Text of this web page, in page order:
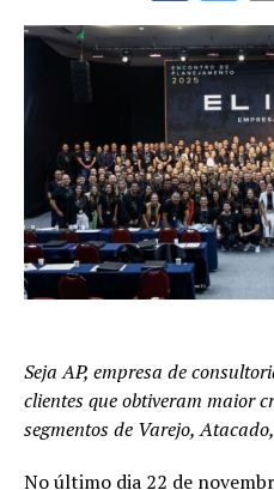
Seja AP, empresa de
clientes que obtiveram maior
segmentos de Varejo,
No último dia 22 de